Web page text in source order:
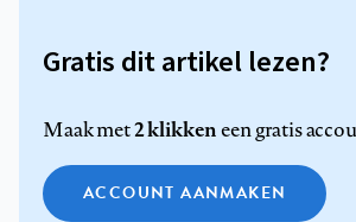
Gratis dit artikel lezen?
Maak met2 klikkeneen gratis
ACCOUNT AANMAKEN